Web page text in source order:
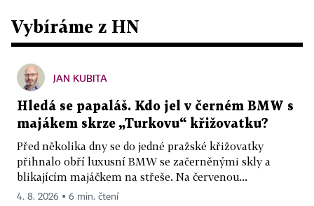
Vybíráme z HN
JAN KUBITA
Hledá se papaláš. Kdo jel v černém BMW s
majákem skrze „Turkovu“ křižovatku?
Před několika dny se do jedné pražské křižovatky
přihnalo obří luxusní BMW se začerněnými skly a
blikajícím majáčkem na střeše. Na červenou...
4. 8. 2026 ▪ 6 min. čtení